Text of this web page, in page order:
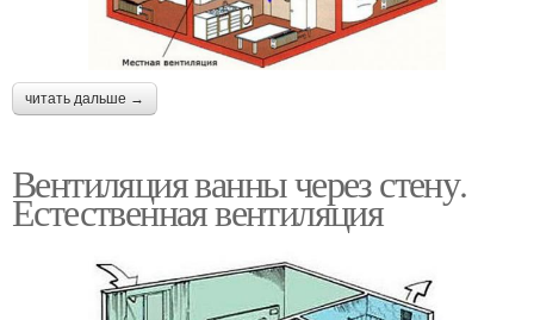
читать дальше →
Вентиляция ванны через стену.
Естественная вентиляция